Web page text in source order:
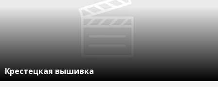
Крестецкая вышивка